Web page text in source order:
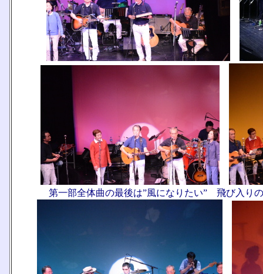
第一部全体曲の最後は”風になりたい” 飛び入り